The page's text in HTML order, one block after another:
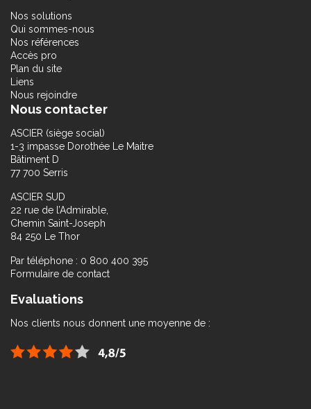
Nos solutions
Qui sommes-nous
Nos références
Accès pro
Plan du site
Liens
Nous rejoindre
Nous contacter
ASCIER (siège social)
1-3 impasse Dorothée Le Maitre
Bâtiment D
77 700 Serris
ASCIER SUD
22 rue de l’Admirable,
Chemin Saint-Joseph
84 250 Le Thor
Par téléphone : 0 800 400 395
Formulaire de contact
Evaluations
Nos clients nous donnent une moyenne de :